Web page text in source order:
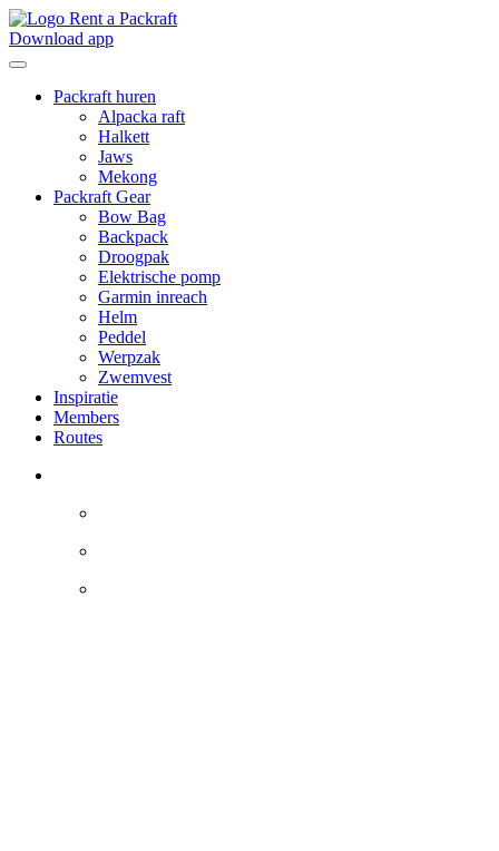
Download app
Packraft huren
Alpacka raft
Halkett
Jaws
Mekong
Packraft Gear
Bow Bag
Backpack
Droogpak
Elektrische pomp
Garmin inreach
Helm
Peddel
Werpzak
Zwemvest
Inspiratie
Members
Routes